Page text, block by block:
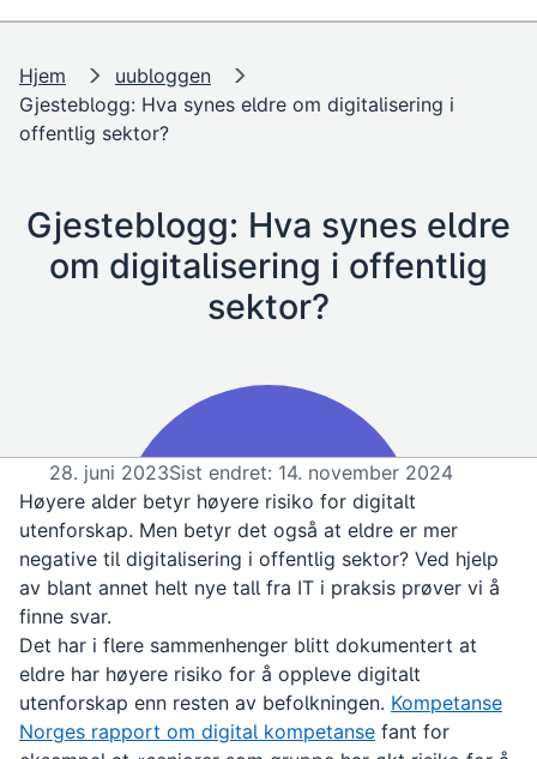
Hjem
uubloggen
Gjesteblogg: Hva synes eldre om digitalisering i
offentlig sektor?
Gjesteblogg: Hva synes eldre
om digitalisering i offentlig
sektor?
28. juni 2023Sist endret: 14. november 2024
Høyere alder betyr høyere risiko for digitalt
utenforskap. Men betyr det også at eldre er mer
negative til digitalisering i offentlig sektor? Ved hjelp
av blant annet helt nye tall fra IT i praksis prøver vi å
finne svar.
Det har i flere sammenhenger blitt dokumentert at
eldre har høyere risiko for å oppleve digitalt
utenforskap enn resten av befolkningen. Kompetanse
Norges rapport om digital kompetanse fant for